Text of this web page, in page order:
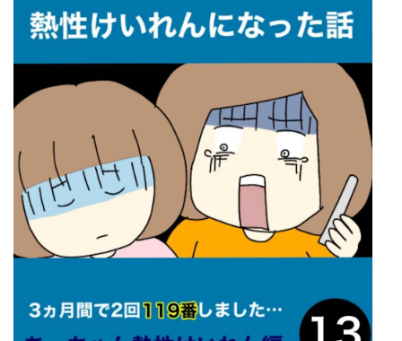
トレンド・イベント